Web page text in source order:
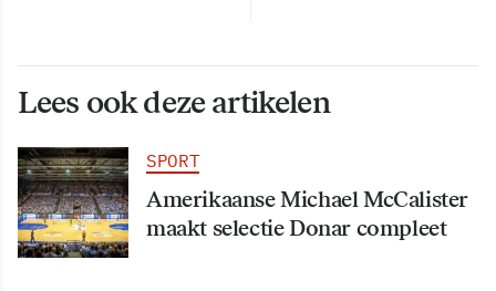
Lees ook deze artikelen
SPORT
Amerikaanse Michael McCalister
maakt selectie Donar compleet